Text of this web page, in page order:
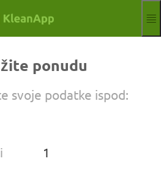
Blog
Hilfe
probno razdoblje
ponudu
svoje podatke ispod: